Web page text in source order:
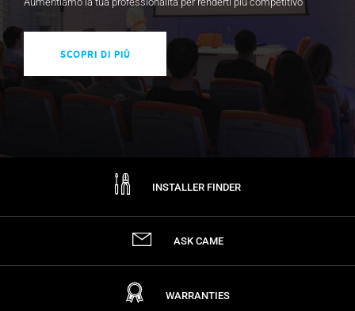
Scopri di più
INSTALLER FINDER
ASK CAME
WARRANTIES